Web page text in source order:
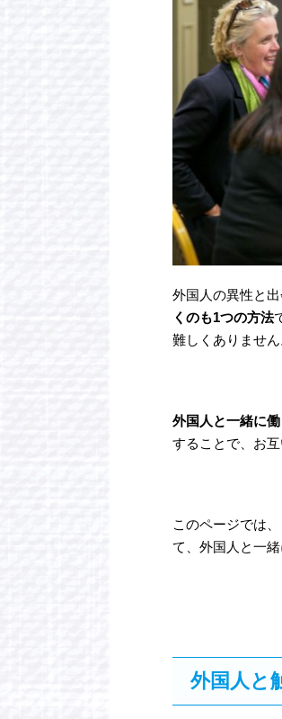
外国人の異性と出
くのも1つの方法
難しくありません
外国人と一緒に
することで、お
このページでは、
て、外国人と一
外国人と